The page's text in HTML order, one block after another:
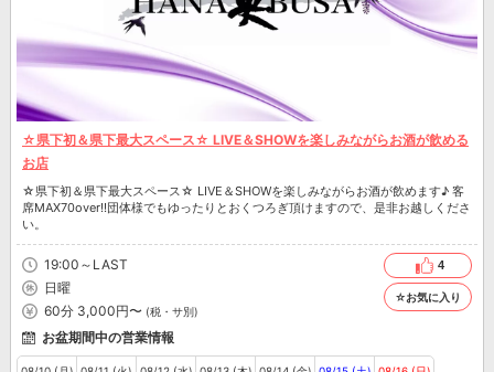
☆県下初＆県下最大スペース☆ LIVE＆SHOWを楽しみながらお酒が飲める
お店
☆県下初＆県下最大スペース☆ LIVE＆SHOWを楽しみながらお酒が飲めます♪ 客
席MAX70over!!団体様でもゆったりとおくつろぎ頂けますので、是非お越しくださ
い。
19:00～LAST
日曜
60分 3,000円〜 (税・サ別)
4
☆お気に入り
お盆期間中の営業情報